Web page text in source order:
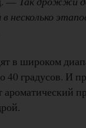
несколько
в широком
40 градусов. И
ароматический